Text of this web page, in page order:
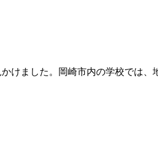
けました。岡崎市内の学校では